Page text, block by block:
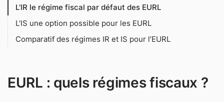
L'IR le régime fiscal par défaut des EURL
L'IS une option possible pour les EURL
Comparatif des régimes IR et IS pour l’EURL
EURL : quels régimes fiscaux ?